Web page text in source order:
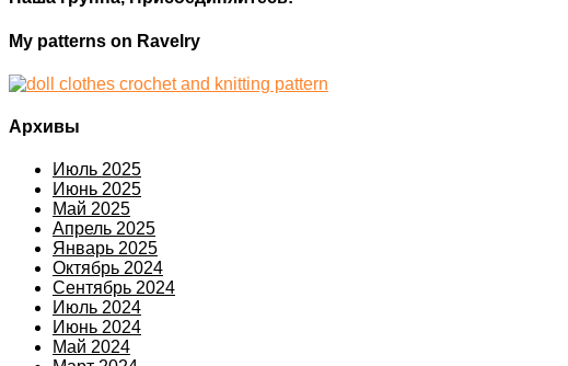
My patterns on Ravelry
Архивы
Июль 2025
Июнь 2025
Май 2025
Апрель 2025
Январь 2025
Октябрь 2024
Сентябрь 2024
Июль 2024
Июнь 2024
Май 2024